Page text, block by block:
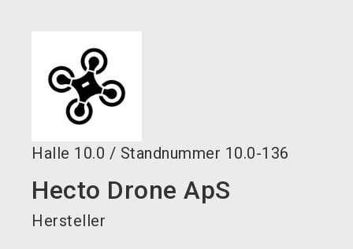
Halle 10.0 / Standnummer 10.0-136
Hecto Drone ApS
Hersteller